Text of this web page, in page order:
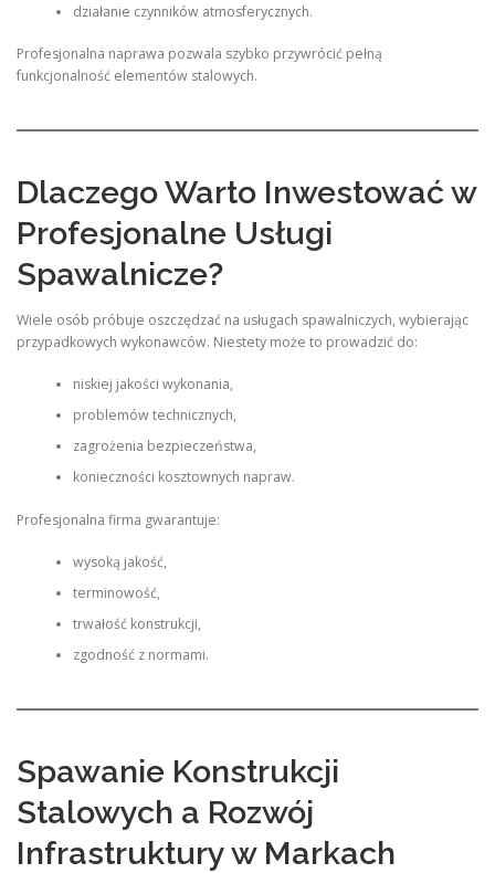
działanie czynników atmosferycznych.
Profesjonalna naprawa pozwala szybko przywrócić pełną
funkcjonalność elementów stalowych.
Dlaczego Warto Inwestować w
Profesjonalne Usługi
Spawalnicze?
Wiele osób próbuje oszczędzać na usługach spawalniczych, wybierając
przypadkowych wykonawców. Niestety może to prowadzić do:
niskiej jakości wykonania,
problemów technicznych,
zagrożenia bezpieczeństwa,
konieczności kosztownych napraw.
Profesjonalna firma gwarantuje:
wysoką jakość,
terminowość,
trwałość konstrukcji,
zgodność z normami.
Spawanie Konstrukcji
Stalowych a Rozwój
Infrastruktury w Markach